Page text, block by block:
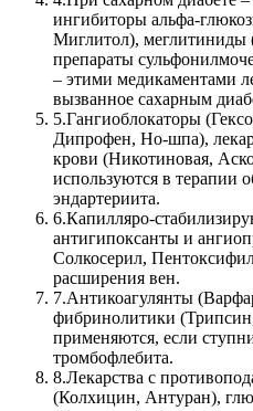
ингибиторы альфа-
Миглитол), меглитиниды
препараты
– этими медикаментами
вызванное сахарным
5.Гангиоблокаторы
Дипрофен, Но-шпа),
крови (Никотиновая,
используются в терапии
эндартериита.
6.Капилляро-
антигипоксанты и
Солкосерил,
расширения вен.
7.Антикоагулянты
фибринолитики
применяются, если
тромбофлебита.
8.Лекарства с
(Колхицин, Антуран),